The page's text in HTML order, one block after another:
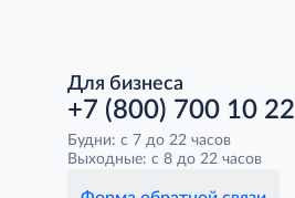
Для бизнеса
+7 (800) 700 10 22
Будни: с 7 до 22 часов
Выходные: с 8 до 22 часов